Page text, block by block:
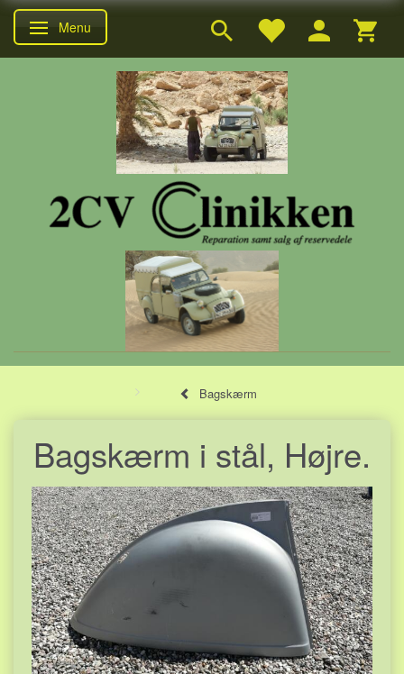
Skifte navigation
Menu
Bagskærm
Bagskærm i stål, Højre.